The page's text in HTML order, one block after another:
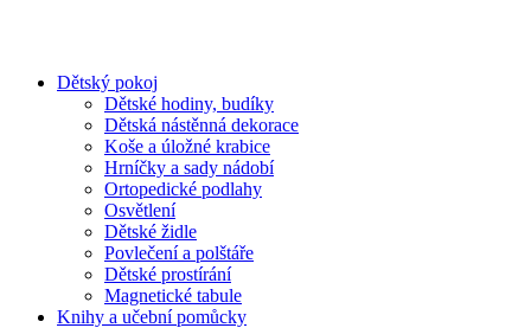
Dětský pokoj
Dětské hodiny, budíky
Dětská nástěnná dekorace
Koše a úložné krabice
Hrníčky a sady nádobí
Ortopedické podlahy
Osvětlení
Dětské židle
Povlečení a polštáře
Dětské prostírání
Magnetické tabule
Knihy a učební pomůcky